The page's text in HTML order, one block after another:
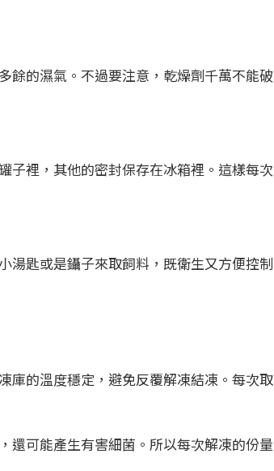
餘的濕氣。不過要注意，乾燥劑千萬不能破
子裡，其他的密封保存在冰箱裡。這樣每次
湯匙或是鑷子來取飼料，既衛生又方便控制
庫的溫度穩定，避免反覆解凍結凍。每次取
還可能產生有害細菌。所以每次解凍的份量